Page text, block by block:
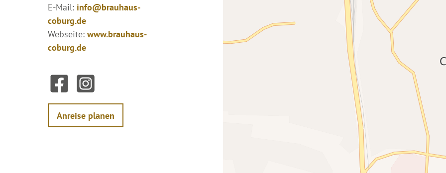
E-Mail: info@brauhaus-
coburg.de
Webseite: www.brauhaus-
coburg.de
F
a
c
b
I
n
s
t
a
Anreise planen